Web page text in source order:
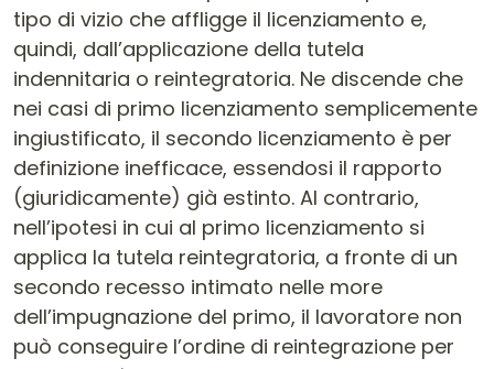
tipo di vizio che affligge il licenziamento e,
quindi, dall’applicazione della tutela
indennitaria o reintegratoria. Ne discende che
nei casi di primo licenziamento semplicemente
ingiustificato, il secondo licenziamento è per
definizione inefficace, essendosi il rapporto
(giuridicamente) già estinto. Al contrario,
nell’ipotesi in cui al primo licenziamento si
applica la tutela reintegratoria, a fronte di un
secondo recesso intimato nelle more
dell’impugnazione del primo, il lavoratore non
può conseguire l’ordine di reintegrazione per